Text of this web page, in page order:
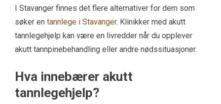
I Stavanger finnes det flere alternativer for dem som
søker en tannlege i Stavanger. Klinikker med akutt
tannlegehjelp kan være en livredder når du opplever
akutt tannpinebehandling eller andre nødssituasjoner.
Hva innebærer akutt
tannlegehjelp?